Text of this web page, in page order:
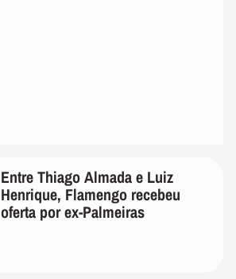
Entre Thiago Almada e Luiz
Henrique, Flamengo recebeu
oferta por ex-Palmeiras